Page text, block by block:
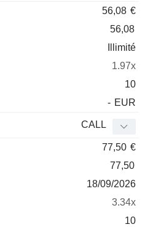
56,08 €
56,08
Illimité
1.97x
10
- EUR
CALL
77,50 €
77,50
18/09/2026
3.34x
10